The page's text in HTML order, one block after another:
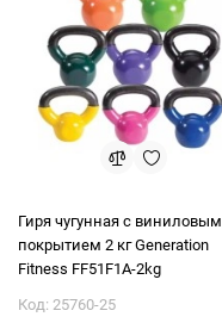
Гиря чугунная с виниловым
покрытием 2 кг Generation
Fitness FF51F1A-2kg
Код: 25760-25